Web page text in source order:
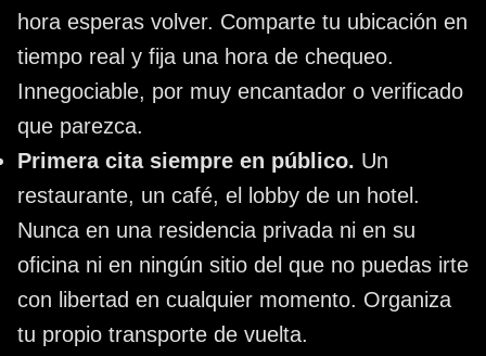
hora esperas volver. Comparte tu ubicación en
tiempo real y fija una hora de chequeo.
Innegociable, por muy encantador o verificado
que parezca.
Primera cita siempre en público. Un
restaurante, un café, el lobby de un hotel.
Nunca en una residencia privada ni en su
oficina ni en ningún sitio del que no puedas irte
con libertad en cualquier momento. Organiza
tu propio transporte de vuelta.